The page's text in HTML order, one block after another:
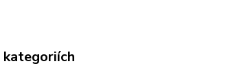
kategoriích